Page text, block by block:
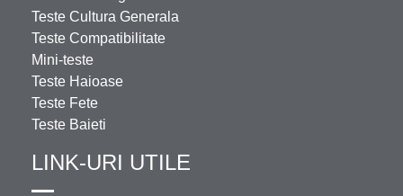
Teste Cultura Generala
Teste Compatibilitate
Mini-teste
Teste Haioase
Teste Fete
Teste Baieti
LINK-URI UTILE